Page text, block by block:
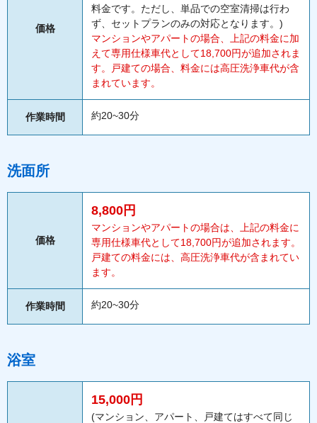
価格
料金です。ただし、単品での空室清掃は行わ
ず、セットプランのみの対応となります。)
マンションやアパートの場合、上記の料金に加
えて専用仕様車代として18,700円が追加されま
す。戸建ての場合、料金には高圧洗浄車代が含
まれています。
作業時間 約20~30分
洗面所
価格
8,800円
マンションやアパートの場合は、上記の料金に
専用仕様車代として18,700円が追加されます。
戸建ての料金には、高圧洗浄車代が含まれてい
ます。
作業時間 約20~30分
浴室
15,000円
(マンション、アパート、戸建てはすべて同じ